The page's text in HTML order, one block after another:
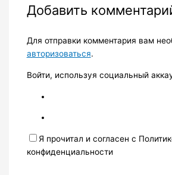
Добавить
Для отправки комментария вам
авторизоваться.
Войти, используя социальный
Я прочитал и согласен с
конфиденциальности